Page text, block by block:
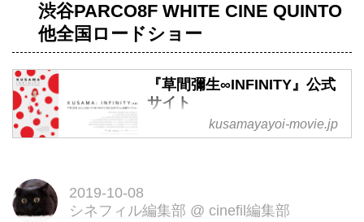
渋谷PARCO8F WHITE CINE QUINTO
他全国ロードショー
『草間彌生∞INFINITY』公式
サイト
日本を代表する前衛芸術家、草間
WHITE CINE QUINTOほか全国ロ
kusamayayoi-movie.jp
2019-10-08
シネフィル編集部 @ cinefil編集部